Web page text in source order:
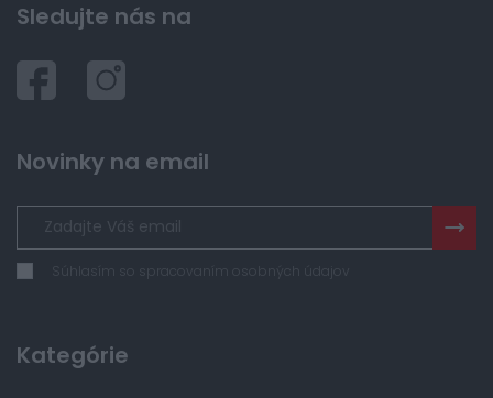
Sledujte nás na
Novinky na email
Súhlasím so spracovaním osobných údajov
Kategórie